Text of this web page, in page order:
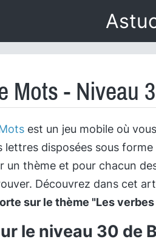
Mots - Niveau
est un jeu mobile où
lettres disposées sous
un thème et pour chacun
Découvrez dans cet
sur le thème "Les
le niveau 30 de